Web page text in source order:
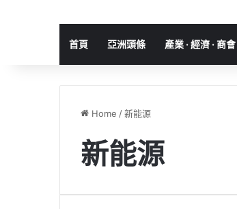
首頁 亞洲頭條 產業 · 經濟 · 商會
Home /新能源
新能源